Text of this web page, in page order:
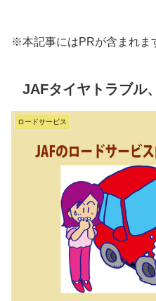
※本記事にはPRが含まれま
JAFタイヤトラブル
ロードサービス